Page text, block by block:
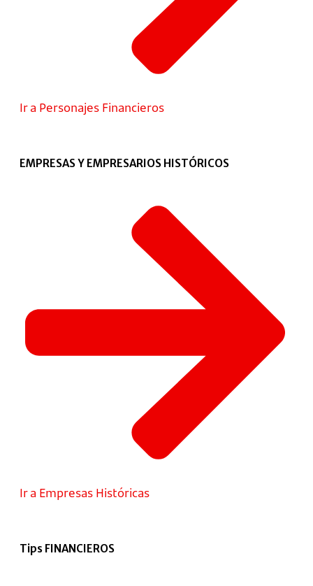
Ir a Personajes Financieros
EMPRESAS Y EMPRESARIOS HISTÓRICOS
Ir a Empresas Históricas
Tips FINANCIEROS